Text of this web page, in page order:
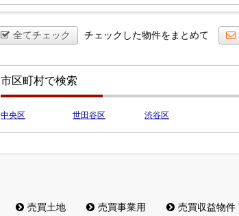
全てチェック チェックした物件をまとめて
市区町村で検索
中央区 世田谷区 渋谷区
売買土地 売買事業用 売買収益物件